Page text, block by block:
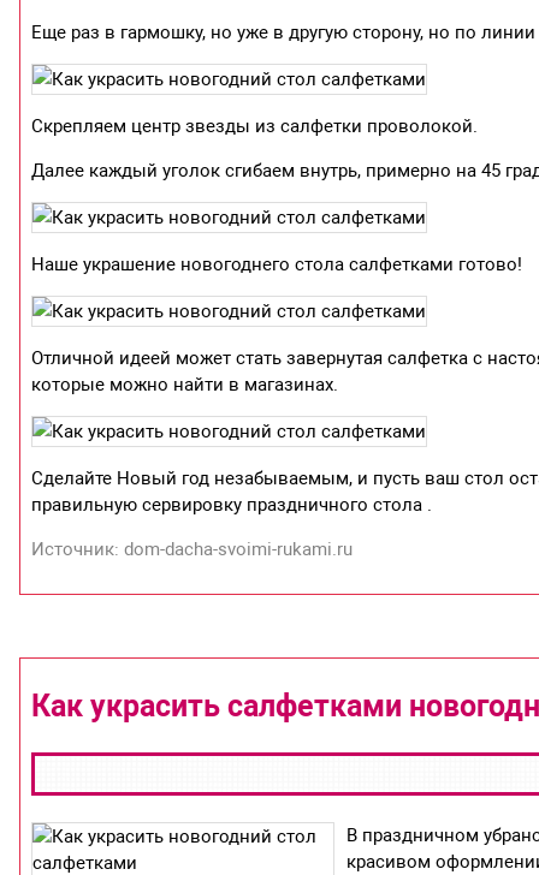
Еще раз в гармошку, но уже в другую сторону, но по линии
Скрепляем центр звезды из салфетки проволокой.
Далее каждый уголок сгибаем внутрь, примерно на 45
Наше украшение новогоднего стола салфетками готово!
Отличной идеей может стать завернутая салфетка с
которые можно найти в магазинах.
Сделайте Новый год незабываемым, и пусть ваш стол
правильную сервировку праздничного стола .
Источник: dom-dacha-svoimi-rukami.ru
Как украсить салфетками
В праздничном
красивом